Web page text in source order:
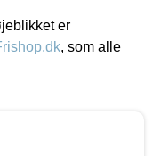
er
, som alle